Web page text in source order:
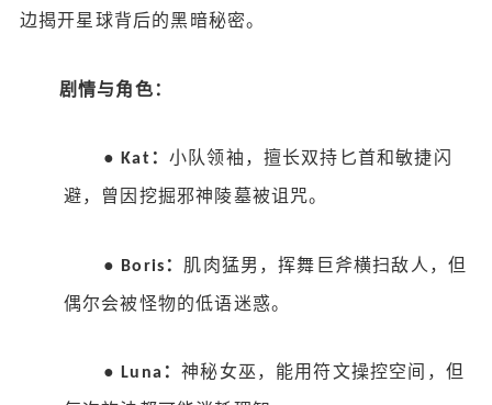
边揭开星球背后的黑暗秘密。
剧情与角色：
● Kat ： 小队领袖，擅长双持匕首和敏捷闪
避，曾因挖掘邪神陵墓被诅咒。
● Boris ： 肌肉猛男，挥舞巨斧横扫敌人，但
偶尔会被怪物的低语迷惑。
● Luna ：神秘女巫，能用符文操控空间，但